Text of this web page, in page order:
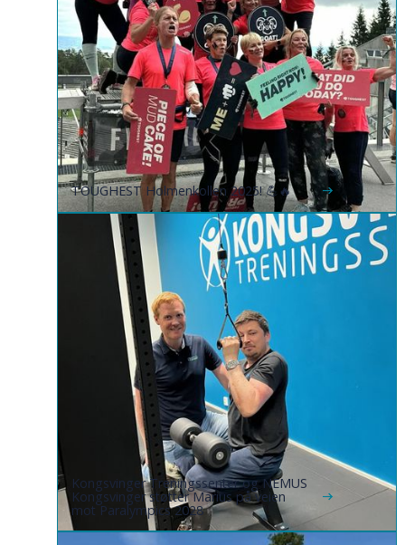
TOUGHEST Holmenkollen 2025! 💪🔥
Kongsvinger Treningssenter og NEMUS
Kongsvinger støtter Marius på veien
mot Paralympics 2028